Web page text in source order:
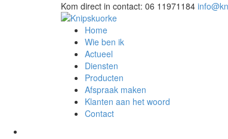
Kom direct in contact: 06 11971184
Home
Wie ben ik
Actueel
Diensten
Producten
Afspraak maken
Klanten aan het woord
Contact